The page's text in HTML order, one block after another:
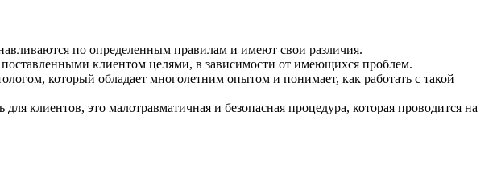
по определенным правилам и имеют свои различия.
клиентом целями, в зависимости от имеющихся проблем.
который обладает многолетним опытом и понимает, как работать с такой
клиентов, это малотравматичная и безопасная процедура, которая проводится на